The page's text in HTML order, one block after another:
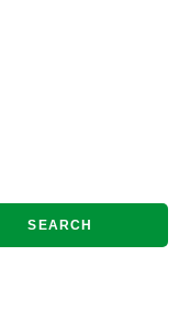
SEARCH